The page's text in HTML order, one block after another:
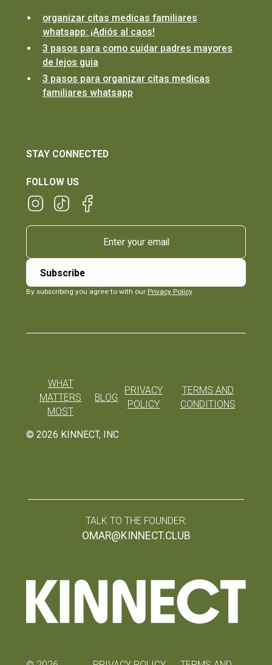
organizar citas medicas familiares
whatsapp: ¡Adiós al caos!
3 pasos para como cuidar padres mayores
de lejos guia
3 pasos para organizar citas medicas
familiares whatsapp
STAY CONNECTED
FOLLOW US
By subscribing you agree to with our Privacy Policy
© 2026 KINNECT, INC
WHAT
MATTERS
MOST
BLOG
PRIVACY
POLICY
TERMS AND
CONDITIONS
TALK TO THE FOUNDER:
OMAR@KINNECT.CLUB